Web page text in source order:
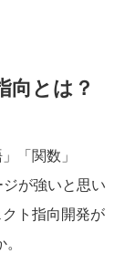
とは？
「関数」
が強いと思い
ト指向開発が